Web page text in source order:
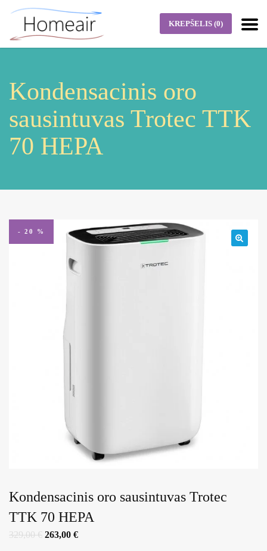
KREPŠELIS (0)
Kondensacinis oro
sausintuvas Trotec TTK
70 HEPA
- 20 %
Kondensacinis oro sausintuvas Trotec
TTK 70 HEPA
329,00€ Original
263,00 €Current